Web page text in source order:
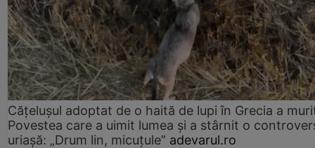
Cățelușul adoptat de o haită de lupi în Grecia a
Povestea care a uimit lumea și a stârnit o
uriașă: „Drum lin, micuțule” adevarul.ro